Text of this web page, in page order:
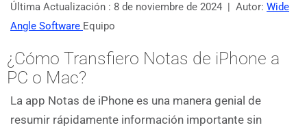
Última Actualización : 8 de noviembre de 2024 | Autor: Wide
Angle Software Equipo
¿Cómo Transfiero Notas de iPhone a
PC o Mac?
La app Notas de iPhone es una manera genial de
resumir rápidamente información importante sin